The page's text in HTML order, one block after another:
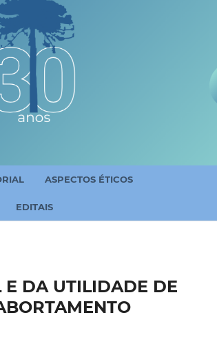
ASPECTOS ÉTICOS
EDITAIS
E DA UTILIDADE DE